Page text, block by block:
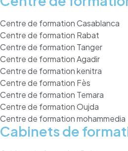
Centre de formation Casablanca
Centre de formation Rabat
Centre de formation Tanger
Centre de formation Agadir
Centre de formation kenitra
Centre de formation Fès
Centre de formation Temara
Centre de formation Oujda
Centre de formation mohammedia
Cabinets de